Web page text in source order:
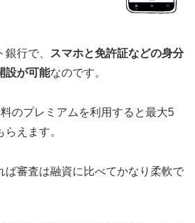
行で、
スマホと免許証などの身分
設が可能なのです。
のプレミアムを利用すると最大5
えます。
ば審査は融資に比べてかなり柔軟で